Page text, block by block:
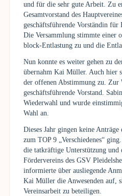
und für die sehr gute Arbeit. Zu
Gesamtvorstand des
geschäftsführende Vorständin für
Die Versammlung stimmte einer
block-Entlastung zu und die
Nun konnte es weiter gehen zu
übernahm Kai Müller. Auch hier
der offenen Abstimmung zu. Zur
geschäftsführende Vorstand.
Wiederwahl und wurde
Wahl an.
Dieses Jahr gingen keine
zum TOP 9 „Verschiedenes“
die tatkräftige Unterstützung und
Fördervereins des GSV
informierte über ausliegende
Kai Müller die Anwesenden auf,
Vereinsarbeit zu beteiligen.